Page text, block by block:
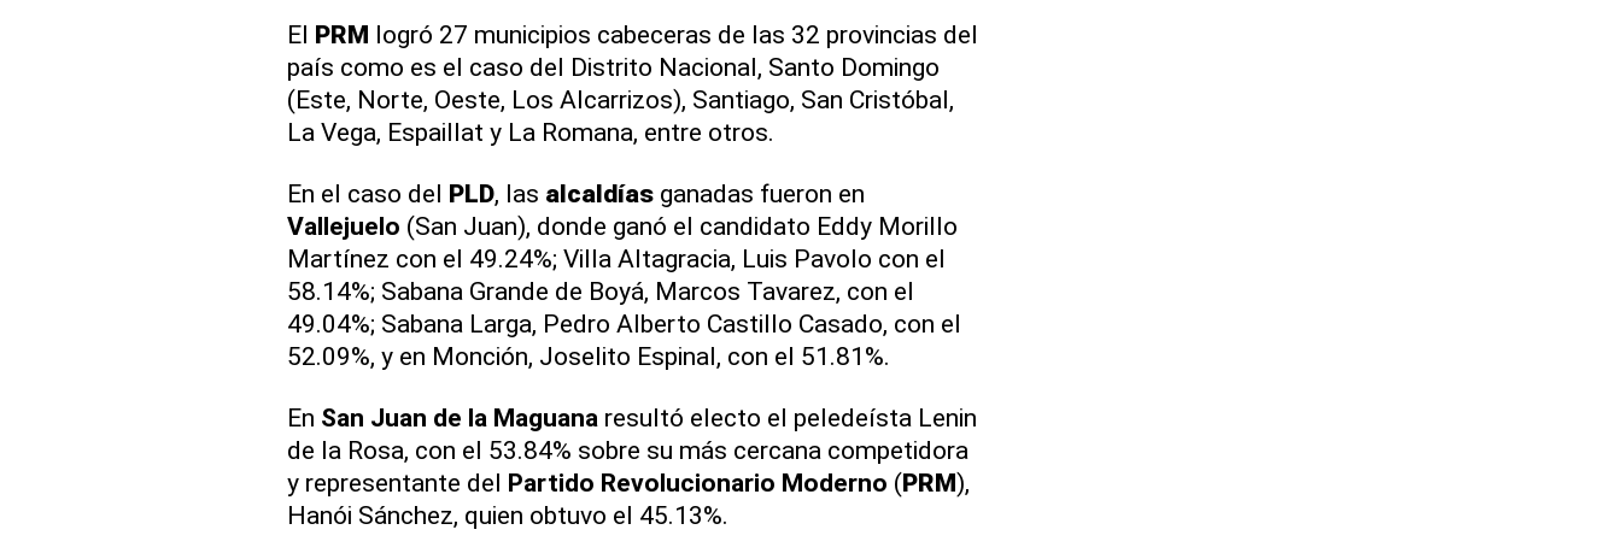
El PRM logró 27 municipios cabeceras de las 32 provincias del
país como es el caso del Distrito Nacional, Santo Domingo
(Este, Norte, Oeste, Los Alcarrizos), Santiago, San Cristóbal,
La Vega, Espaillat y La Romana, entre otros.
En el caso del PLD, las alcaldíasganadas fueron en
Vallejuelo (San Juan), donde ganó el candidato Eddy Morillo
Martínez con el 49.24%; Villa Altagracia, Luis Pavolo con el
58.14%; Sabana Grande de Boyá, Marcos Tavarez, con el
49.04%; Sabana Larga, Pedro Alberto Castillo Casado, con el
52.09%, y en Monción, Joselito Espinal, con el 51.81%.
En San Juan de la Maguana resultó electo el peledeísta Lenin
de la Rosa, con el 53.84% sobre su más cercana competidora
y representante del Partido Revolucionario Moderno (PRM),
Hanói Sánchez, quien obtuvo el 45.13%.